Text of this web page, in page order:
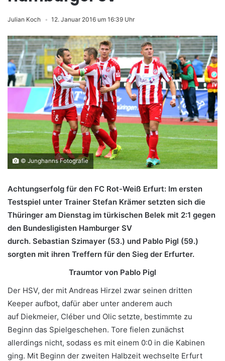
Julian Koch 12. Januar 2016 um 16:39 Uhr
© Junghanns Fotografie
Achtungserfolg für den FC Rot-Weiß Erfurt: Im ersten
Testspiel unter Trainer Stefan Krämer setzten sich die
Thüringer am Dienstag im türkischen Belek mit 2:1 gegen
den Bundesligisten Hamburger SV
durch. Sebastian Szimayer (53.) und Pablo Pigl (59.)
sorgten mit ihren Treffern für den Sieg der Erfurter.
Traumtor von Pablo Pigl
Der HSV, der mit Andreas Hirzel zwar seinen dritten
Keeper aufbot, dafür aber unter anderem auch
auf Diekmeier, Cléber und Olic setzte, bestimmte zu
Beginn das Spielgeschehen. Tore fielen zunächst
allerdings nicht, sodass es mit einem 0:0 in die Kabinen
ging. Mit Beginn der zweiten Halbzeit wechselte Erfurt